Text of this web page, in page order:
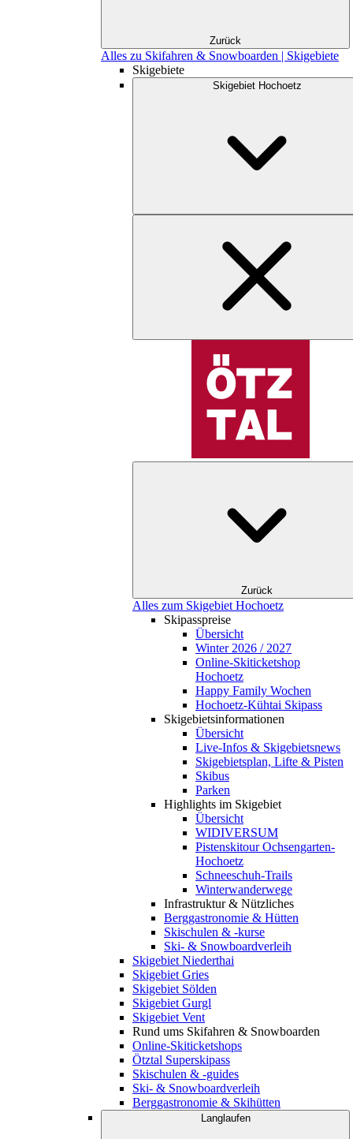
Zurück
Alles zu Skifahren & Snowboarden | Skigebiete
Skigebiete
Skigebiet Hochoetz
Zurück
Alles zum Skigebiet Hochoetz
Skipasspreise
Übersicht
Winter 2026 / 2027
Online-Skiticketshop
Hochoetz
Happy Family Wochen
Hochoetz-Kühtai Skipass
Skigebietsinformationen
Übersicht
Live-Infos & Skigebietsnews
Skigebietsplan, Lifte & Pisten
Skibus
Parken
Highlights im Skigebiet
Übersicht
WIDIVERSUM
Pistenskitour Ochsengarten-
Hochoetz
Schneeschuh-Trails
Winterwanderwege
Infrastruktur & Nützliches
Berggastronomie & Hütten
Skischulen & -kurse
Ski- & Snowboardverleih
Skigebiet Niederthai
Skigebiet Gries
Skigebiet Sölden
Skigebiet Gurgl
Skigebiet Vent
Rund ums Skifahren & Snowboarden
Online-Skiticketshops
Ötztal Superskipass
Skischulen & -guides
Ski- & Snowboardverleih
Berggastronomie & Skihütten
Langlaufen